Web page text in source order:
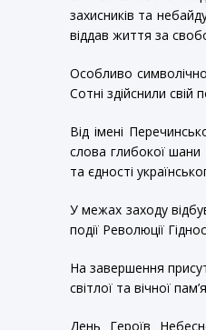
захисників та
віддав життя за
Особливо
Сотні здійснили свій
Від імені
слова глибокої шани
та єдності
У межах заходу
події Революції
На завершення
світлої та вічної
День Героїв